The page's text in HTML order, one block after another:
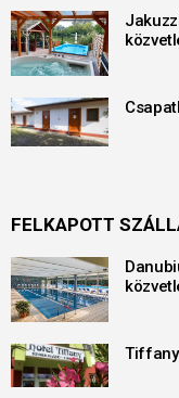
FELKAPOTT